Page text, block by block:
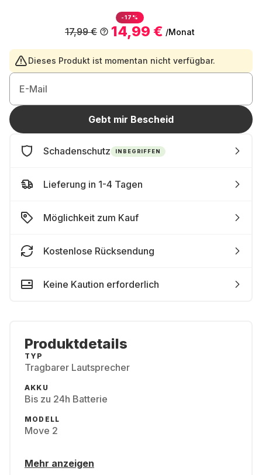
-17%
14,99 € /Monat
17,99 €
Dieses Produkt ist momentan nicht verfügbar.
E-Mail
Gebt mir Bescheid
Schadenschutz INBEGRIFFEN
Lieferung in 1-4 Tagen
Möglichkeit zum Kauf
Kostenlose Rücksendung
Keine Kaution erforderlich
Produktdetails
TYP
Tragbarer Lautsprecher
AKKU
Bis zu 24h Batterie
MODELL
Move 2
Mehr anzeigen